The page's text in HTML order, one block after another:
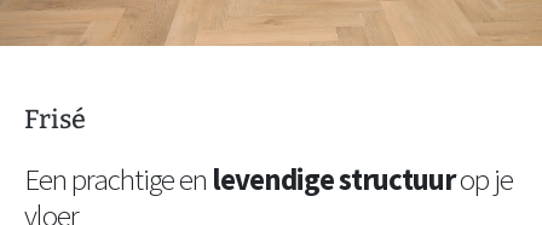
Frisé
Een prachtige en levendige structuurop je
vloer